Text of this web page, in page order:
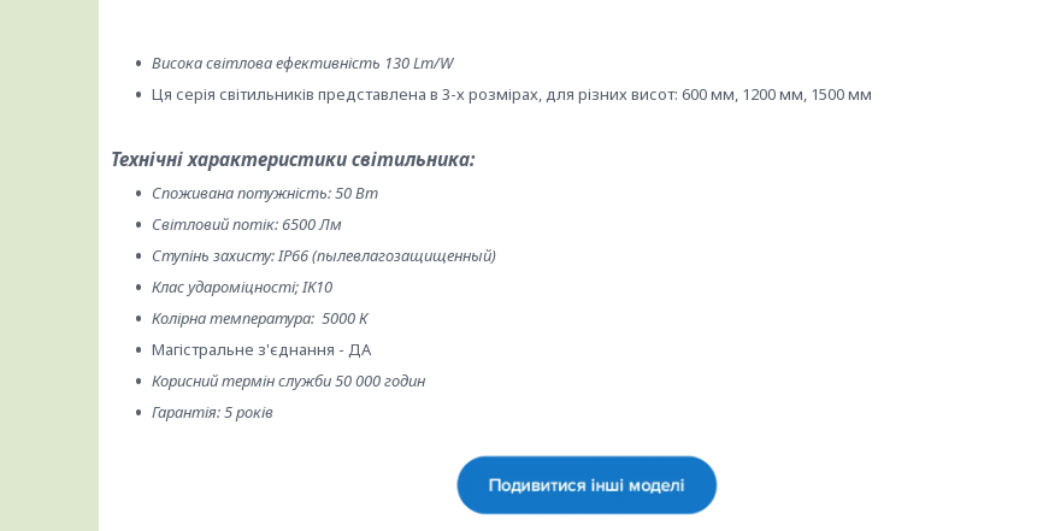
Висока світлова ефективність 130 Lm/W
Ця серія світильників представлена в 3-х розмірах, для різних висот: 600 мм, 1200 мм, 1500 мм
Технічні характеристики світильника:
Споживана потужність: 50 Вт
Світловий потік: 6500 Лм
Ступінь захисту: IP66 (пылевлагозащищенный)
Клас удароміцності; IK10
Колірна температура: 5000 К
Магістральне з'єднання - ДА
Корисний термін служби 50 000 годин
Гарантія: 5 років